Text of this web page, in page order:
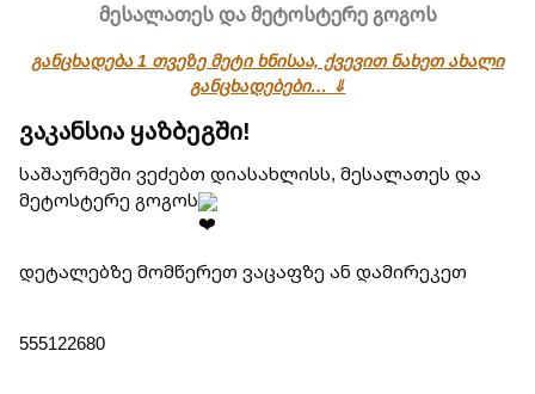
მესალათეს და მეტოსტერე გოგოს
განცხადება 1 თვეზე მეტი ხნისაა, ქვევით ნახეთ ახალი
განცხადებები… ⇓
ვაკანსია ყაზბეგში!
საშაურმეში ვეძებთ დიასახლისს, მესალათეს და
მეტოსტერე გოგოს
დეტალებზე მომწერეთ ვაცაფზე ან დამირეკეთ
555122680